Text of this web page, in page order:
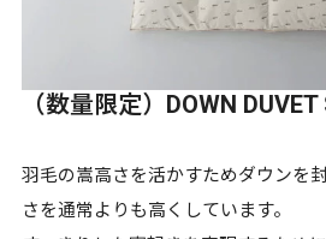
（数量限定）DOWN DUVET
羽毛の嵩高さを活かすためダウンを
さを通常よりも高くしています。